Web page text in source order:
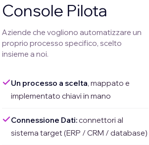
Console Pilota
Aziende che vogliono automatizzare un
proprio processo specifico, scelto
insieme a noi.
Un processo a scelta, mappato e
implementato chiavi in mano
Connessione Dati:connettori al
sistema target (ERP / CRM / database)